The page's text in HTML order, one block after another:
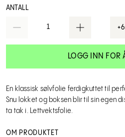
ANTALL
1 +6
LOGG INN FOR
En klassisk sølvfolie ferdigkuttet til
Snu lokket og boksen blir til sin egen
ta tak i. Lettvektsfolie.
OM PRODUKTET